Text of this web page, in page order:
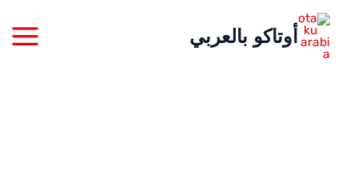
تخطي
المحتوى
أوتاكو بالعربي